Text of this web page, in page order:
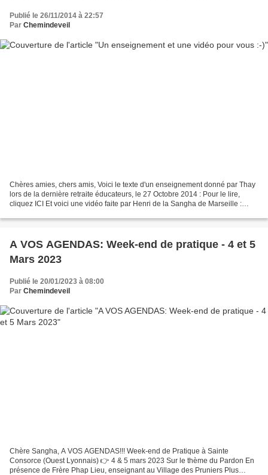
Publié le 26/11/2014 à 22:57
Par Chemindeveil
Chères amies, chers amis, Voici le texte d'un enseignement donné par Thay
lors de la dernière retraite éducateurs, le 27 Octobre 2014 : Pour le lire,
cliquez ICI Et voici une vidéo faite par Henri de la Sangha de Marseille :
A VOS AGENDAS: Week-end de pratique - 4 et 5
Mars 2023
Publié le 20/01/2023 à 08:00
Par Chemindeveil
Chère Sangha, A VOS AGENDAS!!! Week-end de Pratique à Sainte
Consorce (Ouest Lyonnais) 👉 4 & 5 mars 2023 Sur le thème du Pardon En
présence de Frère Phap Lieu, enseignant au Village des Pruniers Plus